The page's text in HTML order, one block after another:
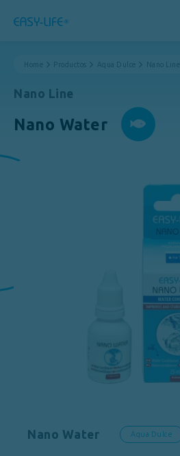
Home Productos Aqua Dulce Nano Line
Nano Line
Nano Water
Nano Water Aqua Dulce